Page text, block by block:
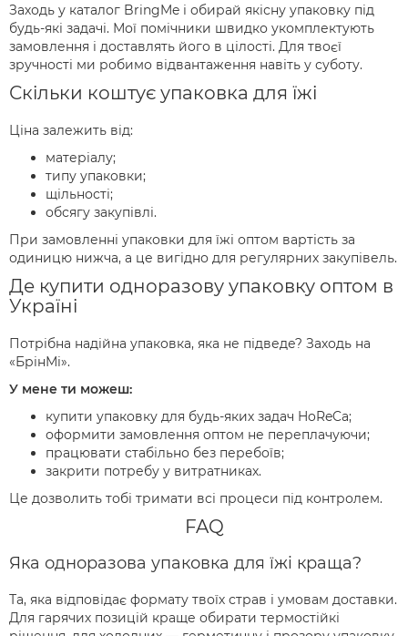
Заходь у каталог BringMe і обирай якісну упаковку під
будь-які задачі. Мої помічники швидко укомплектують
замовлення і доставлять його в цілості. Для твоєї
зручності ми робимо відвантаження навіть у суботу.
Скільки коштує упаковка для їжі
Ціна залежить від:
матеріалу;
типу упаковки;
щільності;
обсягу закупівлі.
При замовленні упаковки для їжі оптом вартість за
одиницю нижча, а це вигідно для регулярних закупівель.
Де купити одноразову упаковку оптом в
Україні
Потрібна надійна упаковка, яка не підведе? Заходь на
«БрінМі».
У мене ти можеш:
купити упаковку для будь-яких задач HoReCa;
оформити замовлення оптом не переплачуючи;
працювати стабільно без перебоїв;
закрити потребу у витратниках.
Це дозволить тобі тримати всі процеси під контролем.
FAQ
Яка одноразова упаковка для їжі краща?
Та, яка відповідає формату твоїх страв і умовам доставки.
Для гарячих позицій краще обирати термостійкі